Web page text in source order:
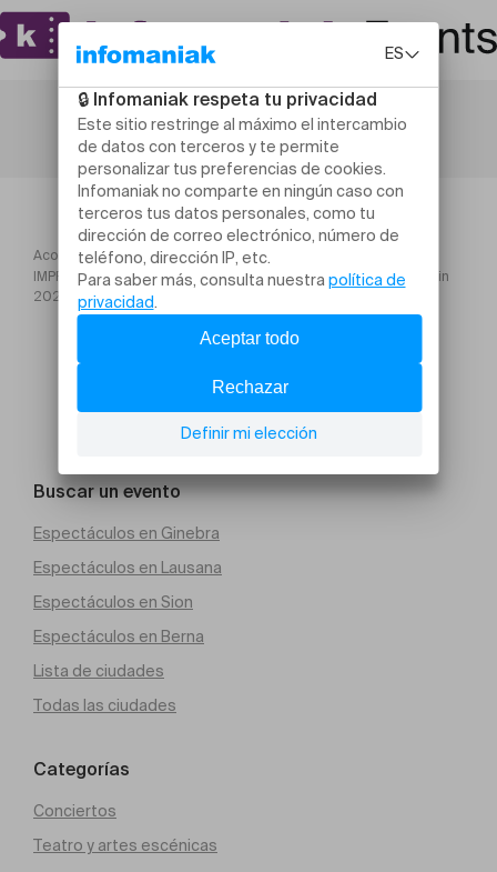
Acogida
IMPRO POUR TOUS – LUNDI – 17h00 – de 4 à 7 ans – février à juin
2026
Buscar un evento
Espectáculos en Ginebra
Espectáculos en Lausana
Espectáculos en Sion
Espectáculos en Berna
Lista de ciudades
Todas las ciudades
Categorías
Conciertos
Teatro y artes escénicas